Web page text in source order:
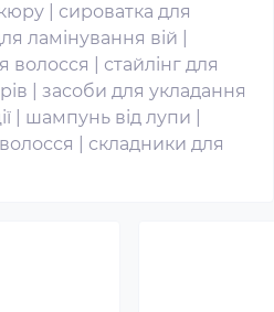
сироватка для
ламінування вій
волосся
стайлінг для
засоби для укладання
шампунь від лупи
складники для